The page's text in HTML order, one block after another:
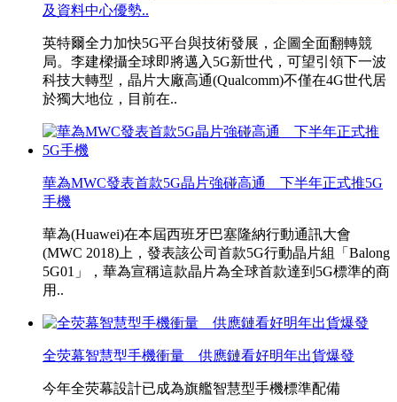
及資料中心優勢..
英特爾全力加快5G平台與技術發展，企圖全面翻轉競
局。李建樑攝全球即將邁入5G新世代，可望引領下一波
科技大轉型，晶片大廠高通(Qualcomm)不僅在4G世代居
於獨大地位，目前在..
華為MWC發表首款5G晶片強碰高通 下半年正式推5G
手機
華為(Huawei)在本屆西班牙巴塞隆納行動通訊大會
(MWC 2018)上，發表該公司首款5G行動晶片組「Balong
5G01」，華為宣稱這款晶片為全球首款達到5G標準的商
用..
全荧幕智慧型手機衝量 供應鏈看好明年出貨爆發
今年全荧幕設計已成為旗艦智慧型手機標準配備